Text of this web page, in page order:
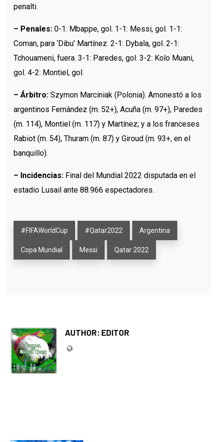
penalti.
– Penales: 0-1: Mbappe, gol. 1-1: Messi, gol. 1-1:
Coman, para ‘Dibu’ Martínez. 2-1: Dybala, gol. 2-1:
Tchouameni, fuera. 3-1: Paredes, gol. 3-2: Kolo Muani,
gol. 4-2: Montiel, gol.
– Árbitro: Szymon Marciniak (Polonia). Amonestó a los
argentinos Fernández (m. 52+), Acuña (m. 97+), Paredes
(m. 114), Montiel (m. 117) y Martínez; y a los franceses
Rabiot (m. 54), Thuram (m. 87) y Giroud (m. 93+, en el
banquillo).
– Incidencias: Final del Mundial 2022 disputada en el
estadio Lusail ante 88.966 espectadores.
#FIFAWorldCup #Qatar2022 Argentina
Copa Mundial Messi Qatar 2022
AUTHOR: EDITOR